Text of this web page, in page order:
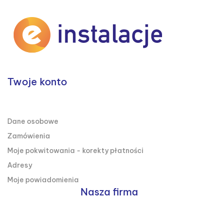
Twoje konto
Dane osobowe
Zamówienia
Moje pokwitowania - korekty płatności
Adresy
Moje powiadomienia
Nasza firma